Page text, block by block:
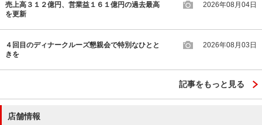
売上高３１２億円、営業益１６１億円の過去最高
を更新
2026年08月04日
４回目のディナークルーズ懇親会で特別なひとと
きを
2026年08月03日
記事をもっと見る
店舗情報